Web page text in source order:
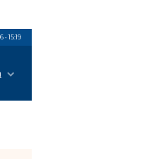
•15:19